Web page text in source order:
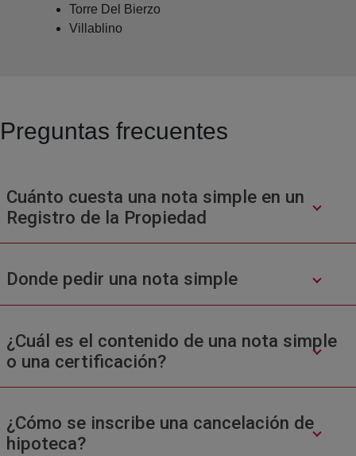
Torre Del Bierzo
Villablino
Preguntas frecuentes
Cuánto cuesta una nota simple en un
Registro de la Propiedad
Donde pedir una nota simple
¿Cuál es el contenido de una nota simple
o una certificación?
¿Cómo se inscribe una cancelación de
hipoteca?